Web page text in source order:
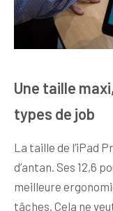
Une taille
types de job
La taille de l’iPad
d’antan. Ses 12,6
meilleure
tâches. Cela ne